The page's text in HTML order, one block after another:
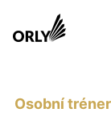
Osobní